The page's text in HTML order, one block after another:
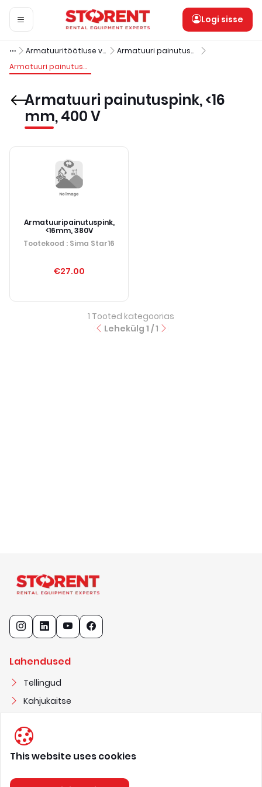
Logi sisse
Armatuuritöötluse varustus
Armatuuri painutuspingid elektrilised
Armatuuri painutuspink, <16 mm, 400 V
Armatuuri painutuspink, <16
mm, 400 V
Armatuuripainutuspink,
<16mm, 380V
Tootekood : Sima Star16
€27.00
1 Tooted kategoorias
Lehekülg 1 /1
Lahendused
Tellingud
Kahjukaitse
11682327
This website uses cookies